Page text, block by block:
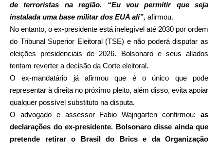
de terroristas na região. “Eu vou permitir que seja
instalada uma base militar dos EUA ali”, afirmou.
No entanto, o ex-presidente está inelegível até 2030 por ordem
do Tribunal Superior Eleitoral (TSE) e não poderá disputar as
eleições presidenciais de 2026. Bolsonaro e seus aliados
tentam reverter a decisão da Corte eleitoral.
O ex-mandatário já afirmou que é o único que pode
representar à direita no próximo pleito, além disso, evita apoiar
qualquer possível substituto na disputa.
O advogado e assessor Fabio Wajngarten confirmou: as
declarações do ex-presidente. Bolsonaro disse ainda que
pretende retirar o Brasil do Brics e da Organização